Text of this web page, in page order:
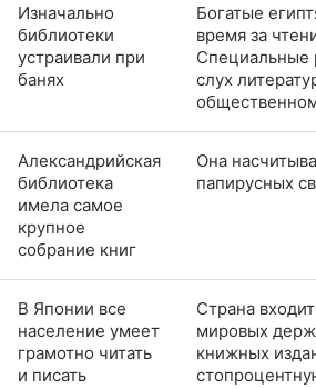
Изначально
библиотеки
устраивали при
банях
Богатые
время за
Специальные
слух
Александрийская
библиотека
имела самое
крупное
собрание книг
Она
папирусных
В Японии все
население умеет
грамотно читать
и писать
Страна
мировых
книжных